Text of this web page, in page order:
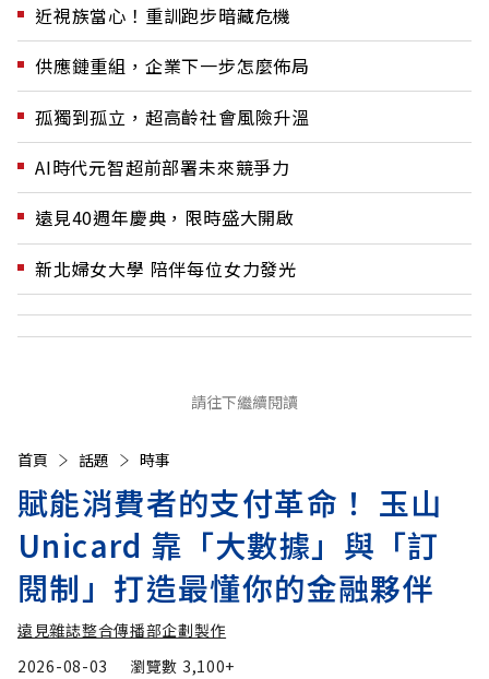
近視族當心！重訓跑步暗藏危機
供應鏈重組，企業下一步怎麼佈局
孤獨到孤立，超高齡社會風險升溫
AI時代元智超前部署未來競爭力
遠見40週年慶典，限時盛大開啟
新北婦女大學 陪伴每位女力發光
請往下繼續閱讀
首頁 話題 時事
賦能消費者的支付革命！ 玉山
Unicard 靠「大數據」與「訂
閱制」打造最懂你的金融夥伴
遠見雜誌整合傳播部企劃製作
2026-08-03
瀏覽數 3,100+